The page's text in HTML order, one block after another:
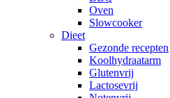
Oven
Slowcooker
Dieet
Gezonde recepten
Koolhydraatarm
Glutenvrij
Lactosevrij